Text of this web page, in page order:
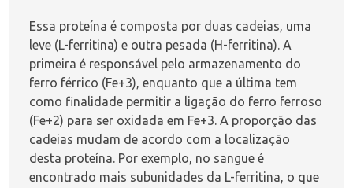
Essa proteína é composta por duas cadeias, uma
leve (L-ferritina) e outra pesada (H-ferritina). A
primeira é responsável pelo armazenamento do
ferro férrico (Fe+3), enquanto que a última tem
como finalidade permitir a ligação do ferro ferroso
(Fe+2) para ser oxidada em Fe+3. A proporção das
cadeias mudam de acordo com a localização
desta proteína. Por exemplo, no sangue é
encontrado mais subunidades da L-ferritina, o que